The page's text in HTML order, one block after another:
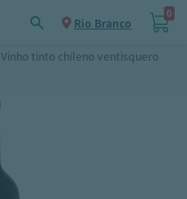
Rio Branco
0
Vinho tinto chileno ventisquero